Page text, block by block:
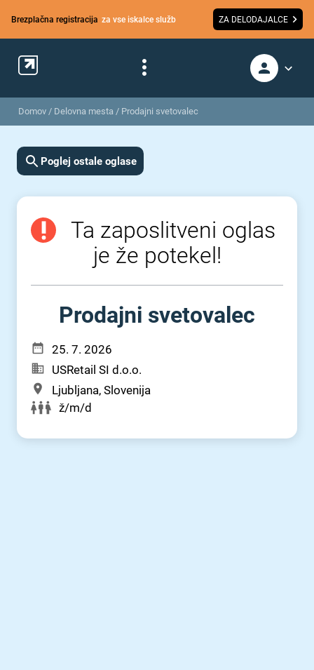
Brezplačna registracija za vse iskalce služb ZA DELODAJALCE
Domov / Delovna mesta / Prodajni svetovalec
Poglej ostale oglase
Ta zaposlitveni oglas
je že potekel!
Prodajni svetovalec
25. 7. 2026
USRetail SI d.o.o.
Ljubljana, Slovenija
ž/m/d